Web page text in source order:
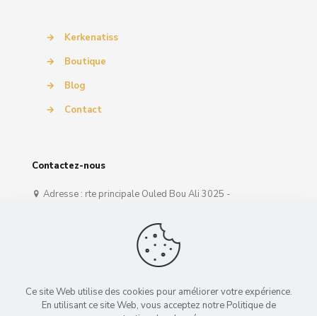
→
Kerkenatiss
→
Boutique
→
Blog
→
Contact
Contactez-nous
Adresse : rte principale Ouled Bou Ali 3025 -
+216 58 333 350
kerkenatiss@gmail.com
Ce site Web utilise des cookies pour améliorer votre expérience.
En utilisant ce site Web, vous acceptez notre Politique de